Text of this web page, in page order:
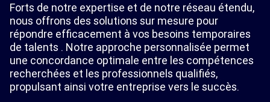
Forts de notre expertise et de notre réseau étendu,
nous offrons des solutions sur mesure pour
répondre efficacement à vos besoins temporaires
de talents . Notre approche personnalisée permet
une concordance optimale entre les compétences
recherchées et les professionnels qualifiés,
propulsant ainsi votre entreprise vers le succès.